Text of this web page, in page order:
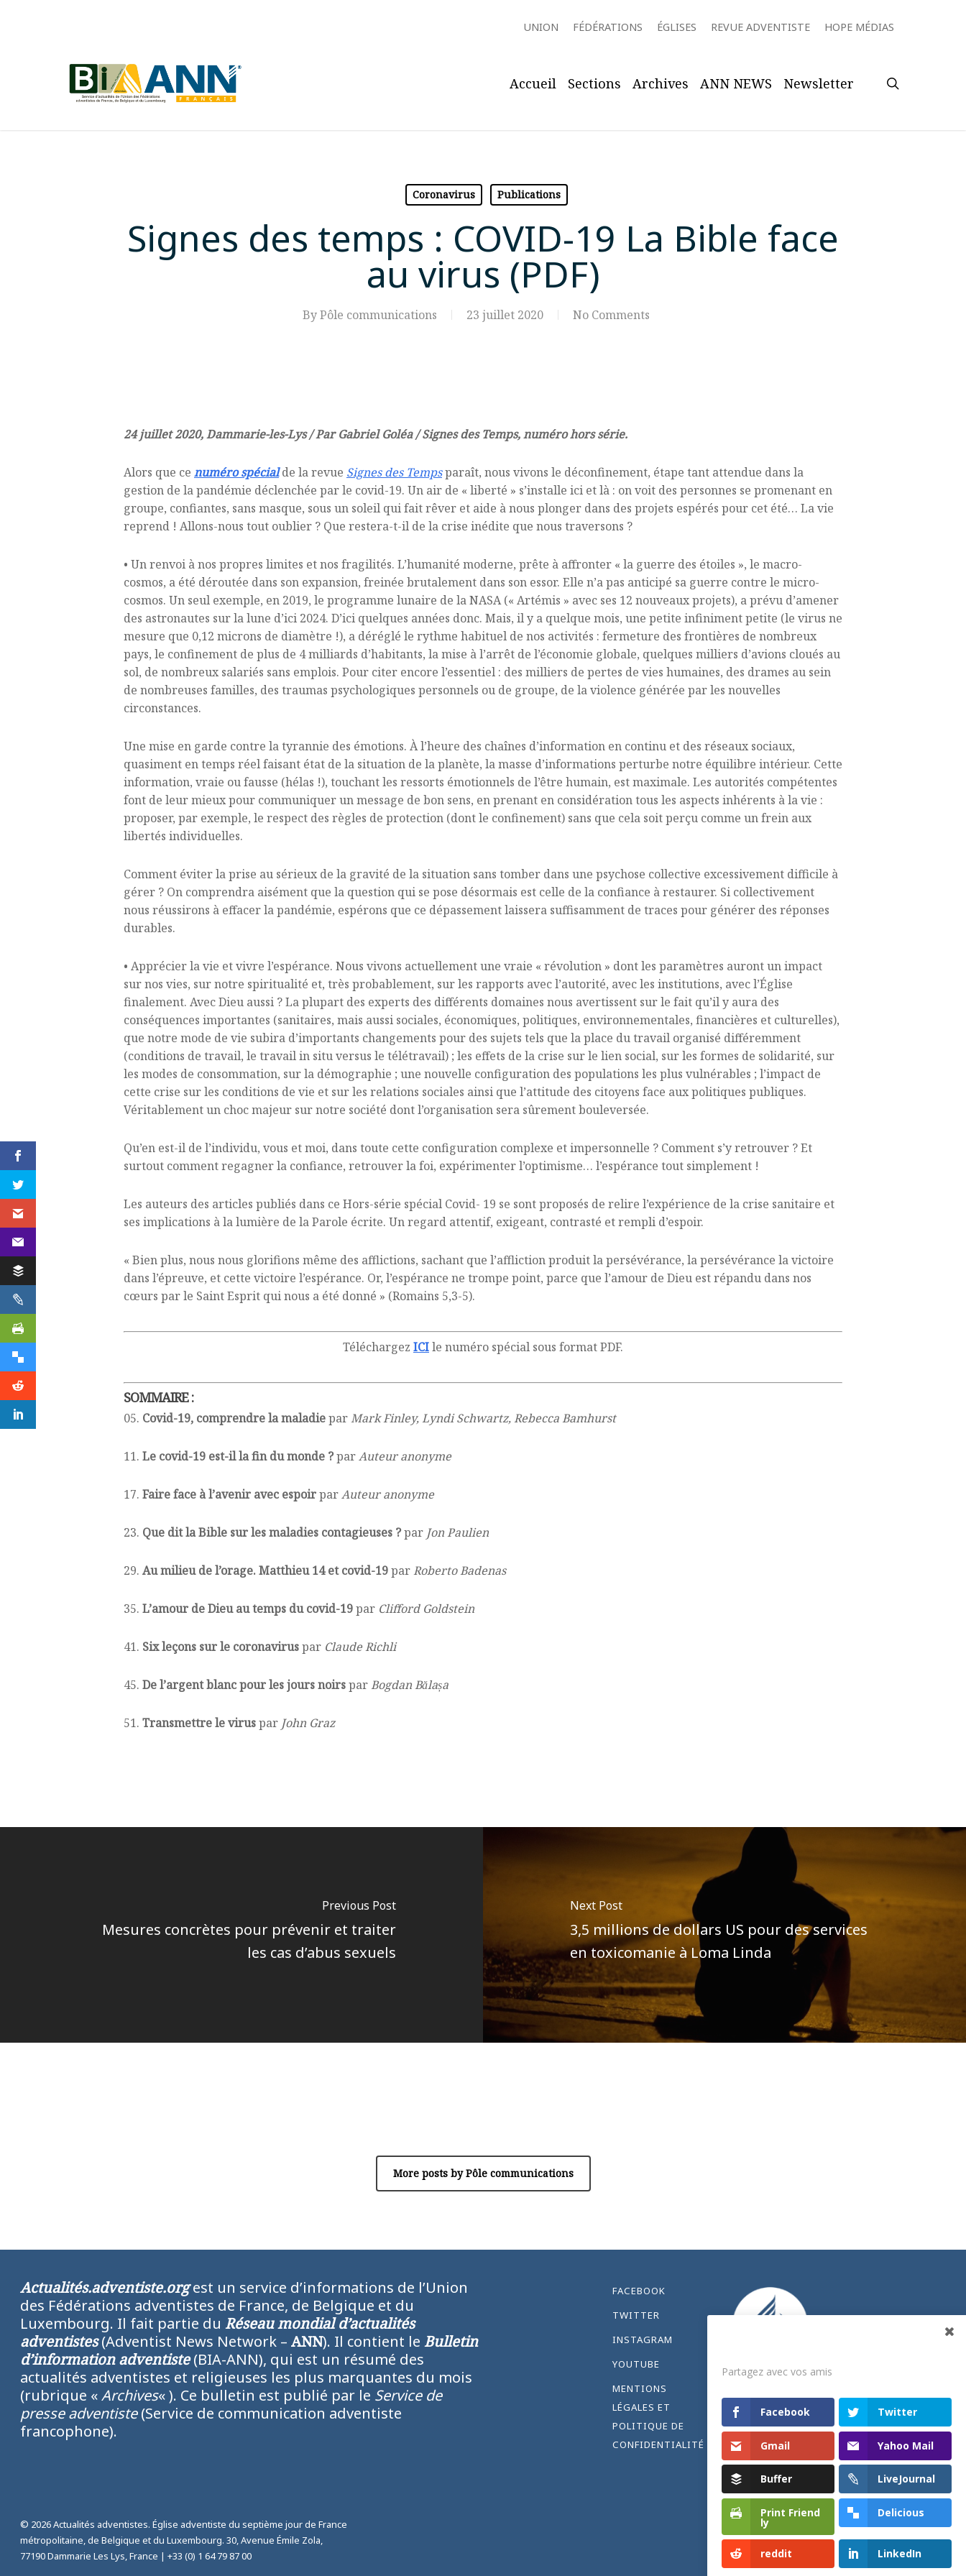
UNION FÉDÉRATIONS ÉGLISES REVUE ADVENTISTE HOPE MÉDIAS
Accueil Sections Archives ANN NEWS Newsletter
Coronavirus Publications
Signes des temps : COVID-19 La Bible face
au virus (PDF)
By Pôle communications 23 juillet 2020 No Comments
24 juillet 2020, Dammarie-les-Lys / Par Gabriel Goléa / Signes des Temps, numéro hors série.
Alors que ce numéro spécialde la revue Signes des Tempsparaît, nous vivons le déconfinement, étape tant attendue dans la
gestion de la pandémie déclenchée par le covid-19. Un air de « liberté » s’installe ici et là : on voit des personnes se promenant en
groupe, confiantes, sans masque, sous un soleil qui fait rêver et aide à nous plonger dans des projets espérés pour cet été… La vie
reprend ! Allons-nous tout oublier ? Que restera-t-il de la crise inédite que nous traversons ?
• Un renvoi à nos propres limites et nos fragilités. L’humanité moderne, prête à affronter « la guerre des étoiles », le macro-
cosmos, a été déroutée dans son expansion, freinée brutalement dans son essor. Elle n’a pas anticipé sa guerre contre le micro-
cosmos. Un seul exemple, en 2019, le programme lunaire de la NASA (« Artémis » avec ses 12 nouveaux projets), a prévu d’amener
des astronautes sur la lune d’ici 2024. D’ici quelques années donc. Mais, il y a quelque mois, une petite infiniment petite (le virus ne
mesure que 0,12 microns de diamètre !), a déréglé le rythme habituel de nos activités : fermeture des frontières de nombreux
pays, le confinement de plus de 4 milliards d’habitants, la mise à l’arrêt de l’économie globale, quelques milliers d’avions cloués au
sol, de nombreux salariés sans emplois. Pour citer encore l’essentiel : des milliers de pertes de vies humaines, des drames au sein
de nombreuses familles, des traumas psychologiques personnels ou de groupe, de la violence générée par les nouvelles
circonstances.
Une mise en garde contre la tyrannie des émotions. À l’heure des chaînes d’information en continu et des réseaux sociaux,
quasiment en temps réel faisant état de la situation de la planète, la masse d’informations perturbe notre équilibre intérieur. Cette
information, vraie ou fausse (hélas !), touchant les ressorts émotionnels de l’être humain, est maximale. Les autorités compétentes
font de leur mieux pour communiquer un message de bon sens, en prenant en considération tous les aspects inhérents à la vie :
proposer, par exemple, le respect des règles de protection (dont le confinement) sans que cela soit perçu comme un frein aux
libertés individuelles.
Comment éviter la prise au sérieux de la gravité de la situation sans tomber dans une psychose collective excessivement difficile à
gérer ? On comprendra aisément que la question qui se pose désormais est celle de la confiance à restaurer. Si collectivement
nous réussirons à effacer la pandémie, espérons que ce dépassement laissera suffisamment de traces pour générer des réponses
durables.
• Apprécier la vie et vivre l’espérance. Nous vivons actuellement une vraie « révolution » dont les paramètres auront un impact
sur nos vies, sur notre spiritualité et, très probablement, sur les rapports avec l’autorité, avec les institutions, avec l’Église
finalement. Avec Dieu aussi ? La plupart des experts des différents domaines nous avertissent sur le fait qu’il y aura des
conséquences importantes (sanitaires, mais aussi sociales, économiques, politiques, environnementales, financières et culturelles),
que notre mode de vie subira d’importants changements pour des sujets tels que la place du travail organisé différemment
(conditions de travail, le travail in situ versus le télétravail) ; les effets de la crise sur le lien social, sur les formes de solidarité, sur
les modes de consommation, sur la démographie ; une nouvelle configuration des populations les plus vulnérables ; l’impact de
cette crise sur les conditions de vie et sur les relations sociales ainsi que l’attitude des citoyens face aux politiques publiques.
Véritablement un choc majeur sur notre société dont l’organisation sera sûrement bouleversée.
Qu’en est-il de l’individu, vous et moi, dans toute cette configuration complexe et impersonnelle ? Comment s’y retrouver ? Et
surtout comment regagner la confiance, retrouver la foi, expérimenter l’optimisme… l’espérance tout simplement !
Les auteurs des articles publiés dans ce Hors-série spécial Covid- 19 se sont proposés de relire l’expérience de la crise sanitaire et
ses implications à la lumière de la Parole écrite. Un regard attentif, exigeant, contrasté et rempli d’espoir.
« Bien plus, nous nous glorifions même des afflictions, sachant que l’affliction produit la persévérance, la persévérance la victoire
dans l’épreuve, et cette victoire l’espérance. Or, l’espérance ne trompe point, parce que l’amour de Dieu est répandu dans nos
cœurs par le Saint Esprit qui nous a été donné » (Romains 5,3-5).
Téléchargez ICIle numéro spécial sous format PDF.
SOMMAIRE :
05. Covid-19, comprendre la maladieparMark Finley, Lyndi Schwartz, Rebecca Bamhurst
11. Le covid-19 est-il la fin du monde ?parAuteur anonyme
17. Faire face à l’avenir avec espoirparAuteur anonyme
23. Que dit la Bible sur les maladies contagieuses ?par Jon Paulien
29. Au milieu de l’orage. Matthieu 14 et covid-19parRoberto Badenas
35. L’amour de Dieu au temps du covid-19par Clifford Goldstein
41. Six leçons sur le coronaviruspar Claude Richli
45. De l’argent blanc pour les jours noirsparBogdan Bălașa
51. Transmettre le viruspar John Graz
Previous Post
Mesures concrètes pour prévenir et traiter
les cas d’abus sexuels
Next Post
3,5 millions de dollars US pour des services
en toxicomanie à Loma Linda
More posts by Pôle communications
Actualités.adventiste.orgest un service d’informations de l’Union
des Fédérations adventistes de France, de Belgique et du
Luxembourg. Il fait partie du Réseau mondial d’actualités
adventistes(Adventist News Network – ANN). Il contient le Bulletin
d’information adventiste(BIA-ANN), qui est un résumé des
actualités adventistes et religieuses les plus marquantes du mois
(rubrique «Archives« ). Ce bulletin est publié par le Service de
presse adventiste(Service de communication adventiste
francophone).
FACEBOOK
TWITTER
INSTAGRAM
YOUTUBE
MENTIONS
LÉGALES ET
POLITIQUE DE
CONFIDENTIALITÉ
© 2026 Actualités adventistes. Église adventiste du septième jour de France
métropolitaine, de Belgique et du Luxembourg. 30, Avenue Émile Zola,
77190 Dammarie Les Lys, France | +33 (0) 1 64 79 87 00
Partagez avec vos amis
Facebook Twitter
Gmail Yahoo Mail
Buffer LiveJournal
Print Friend
ly
Delicious
reddit LinkedIn